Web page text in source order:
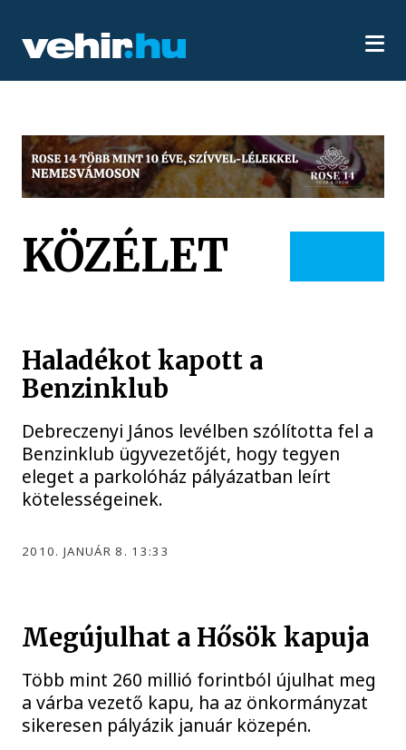
KÖZÉLET
Haladékot kapott a
Benzinklub
Debreczenyi János levélben szólította fel a
Benzinklub ügyvezetőjét, hogy tegyen
eleget a parkolóház pályázatban leírt
kötelességeinek.
2010. JANUÁR 8. 13:33
Megújulhat a Hősök kapuja
Több mint 260 millió forintból újulhat meg
a várba vezető kapu, ha az önkormányzat
sikeresen pályázik január közepén.